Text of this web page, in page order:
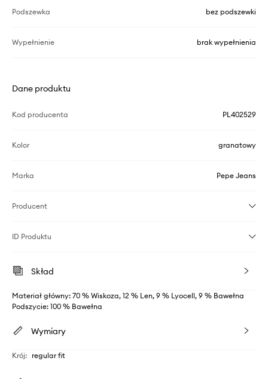
Podszewka bez podszewki
Wypełnienie brak wypełnienia
Dane produktu
Kod producenta PL402529
Kolor granatowy
Marka Pepe Jeans
Producent
ID Produktu
Skład
Materiał główny: 70 % Wiskoza, 12 % Len, 9 % Lyocell, 9 % Bawełna
Podszycie: 100 % Bawełna
Wymiary
Krój: regular fit